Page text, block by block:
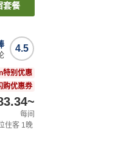
套餐
4.5
特别优惠
购优惠券
~
每间
住客 1晚